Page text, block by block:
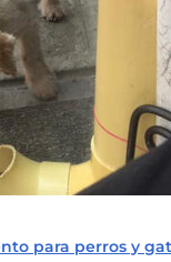
para perros y